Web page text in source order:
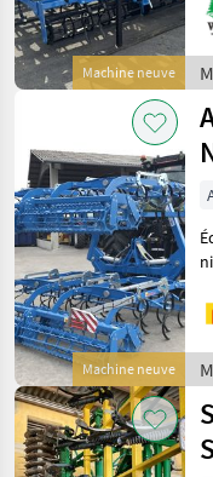
Lemken
Agro-Masz
Pöttinger
Kongskilde
Afficher
tous
les 45
MARKETPLACE
Marketplace
Offres
Machine neuve
/
Machine neuve